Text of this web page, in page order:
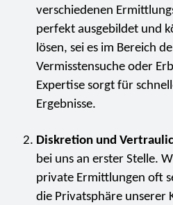
verschiedenen
perfekt ausgebildet und
lösen, sei es im Bereich
Vermisstensuche oder
Expertise sorgt für
Ergebnisse.
Diskretion und
bei uns an erster Stelle.
private Ermittlungen oft
die Privatsphäre unserer